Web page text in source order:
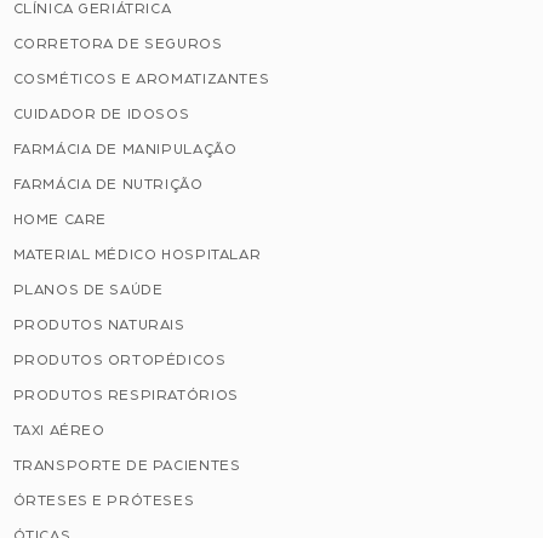
CLÍNICA GERIÁTRICA
CORRETORA DE SEGUROS
COSMÉTICOS E AROMATIZANTES
CUIDADOR DE IDOSOS
FARMÁCIA DE MANIPULAÇÃO
FARMÁCIA DE NUTRIÇÃO
HOME CARE
MATERIAL MÉDICO HOSPITALAR
PLANOS DE SAÚDE
PRODUTOS NATURAIS
PRODUTOS ORTOPÉDICOS
PRODUTOS RESPIRATÓRIOS
TAXI AÉREO
TRANSPORTE DE PACIENTES
ÓRTESES E PRÓTESES